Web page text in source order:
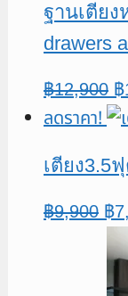
฿
ฐานเตีย
drawers
฿12,900
฿
฿
ลดราคา!
เตียง3.5
฿9,900 ฿